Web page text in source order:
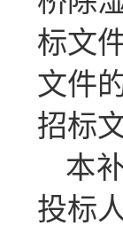
标文
文件
招标
本
投标